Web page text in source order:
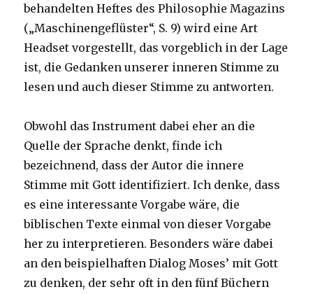
behandelten Heftes des Philosophie Magazins
(„Maschinengeflüster“, S. 9) wird eine Art
Headset vorgestellt, das vorgeblich in der Lage
ist, die Gedanken unserer inneren Stimme zu
lesen und auch dieser Stimme zu antworten.
Obwohl das Instrument dabei eher an die
Quelle der Sprache denkt, finde ich
bezeichnend, dass der Autor die innere
Stimme mit Gott identifiziert. Ich denke, dass
es eine interessante Vorgabe wäre, die
biblischen Texte einmal von dieser Vorgabe
her zu interpretieren. Besonders wäre dabei
an den beispielhaften Dialog Moses’ mit Gott
zu denken, der sehr oft in den fünf Büchern